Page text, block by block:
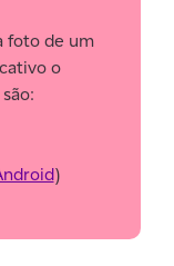
foto de um
o
)